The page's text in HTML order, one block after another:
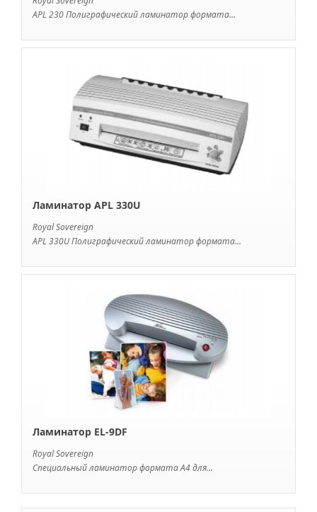
APL 230 Полиграфический ламинатор формата...
Ламинатор APL 330U
Royal Sovereign
APL 330U Полиграфический ламинатор формата...
Ламинатор EL-9DF
Royal Sovereign
Специальный ламинатор формата А4 для...